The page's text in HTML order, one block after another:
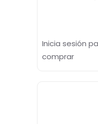
Inicia sesión
comprar